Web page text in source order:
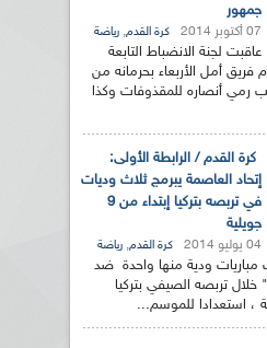
جمهور
07 أكتوبر 2014 كرة القدم, رياضة
عاقبت لجنة الانضباط التابعة
فريق أمل الأربعاء بحرمانه من
رمي أنصاره للمقذوفات وكذا
كرة القدم / الرابطة الأولى:
إتحاد العاصمة يبرمج ثلاث وديات
في تربصه بتركيا إبتداء من 9
جويلية
04 يوليو 2014 كرة القدم, رياضة
مباريات ودية منها واحدة ضد
خلال تربصه الصيفي بتركيا